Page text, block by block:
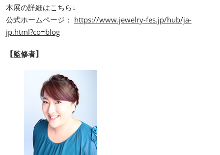
本展の詳細はこちら↓
公式ホームページ： https://www.jewelry-fes.jp/hub/ja-
jp.html?co=blog
【監修者】